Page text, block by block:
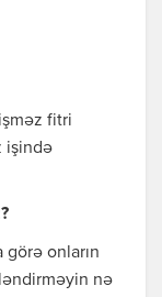
fitri
işində
onların
nə